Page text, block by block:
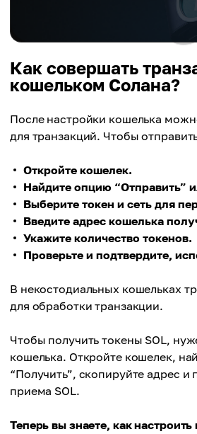
Как совершать
кошельком Солана?
После настройки кошелька
для транзакций. Чтобы
Откройте кошелек.
Найдите опцию “Отправить”
Выберите токен и сеть для
Введите адрес кошелька
Укажите количество токенов.
Проверьте и подтвердите,
В некостодиальных кошельках
для обработки транзакции.
Чтобы получить токены SOL,
кошелька. Откройте кошелек,
“Получить”, скопируйте адрес и
приема SOL.
Теперь вы знаете, как